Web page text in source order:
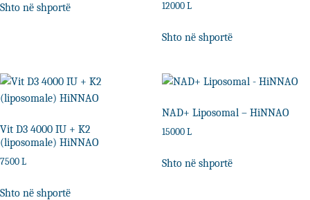
Shto në shportë 12000 L
Shto në shportë
Vit D3 4000 IU + K2
(liposomale) HiNNAO
7500 L
Shto në shportë
NAD+ Liposomal – HiNNAO
15000 L
Shto në shportë